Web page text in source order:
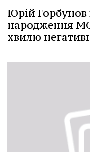
Юрій Горбунов
народження
хвилю